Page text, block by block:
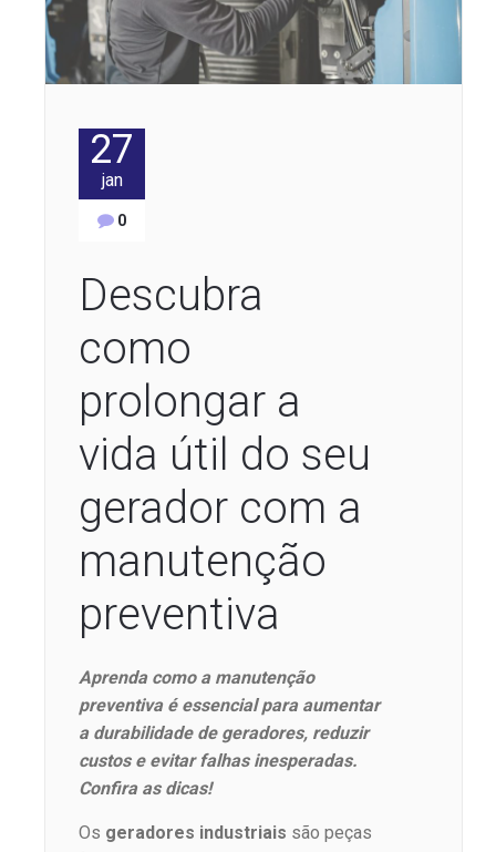
27
jan
0
Descubra
como
prolongar a
vida útil do seu
gerador com a
manutenção
preventiva
Aprenda como a manutenção
preventiva é essencial para aumentar
a durabilidade de geradores, reduzir
custos e evitar falhas inesperadas.
Confira as dicas!
Os geradores industriais são peças